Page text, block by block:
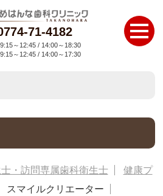
71-4182
～12:45 / 14:00～18:30
～12:45 / 14:00～17:30
・訪問専属歯科衛生士
健康プ
スマイルクリエーター